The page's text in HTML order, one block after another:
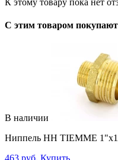
C этим товаром покупают
В наличии
Ниппель НН TIEMME